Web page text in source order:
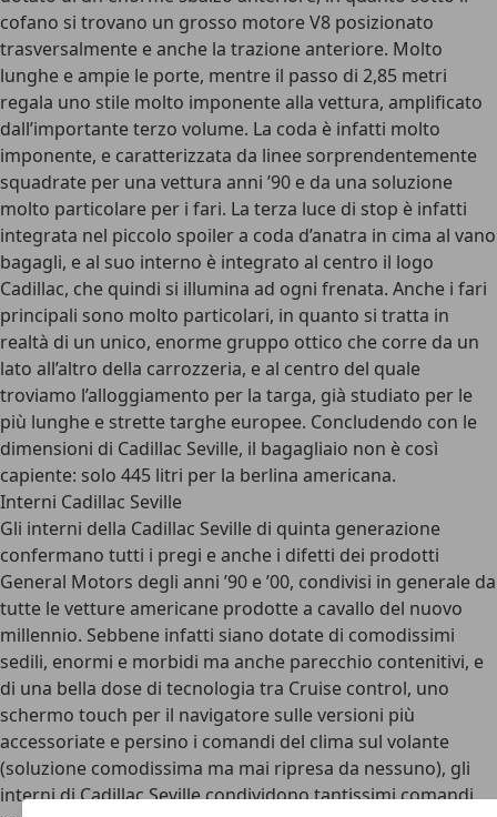
cofano si trovano un grosso motore V8 posizionato
trasversalmente e anche la trazione anteriore. Molto
lunghe e ampie le porte, mentre il passo di 2,85 metri
regala uno stile molto imponente alla vettura, amplificato
dall’importante terzo volume. La coda è infatti molto
imponente, e caratterizzata da linee sorprendentemente
squadrate per una vettura anni ’90 e da una soluzione
molto particolare per i fari. La terza luce di stop è infatti
integrata nel piccolo spoiler a coda d’anatra in cima al vano
bagagli, e al suo interno è integrato al centro il logo
Cadillac, che quindi si illumina ad ogni frenata. Anche i fari
principali sono molto particolari, in quanto si tratta in
realtà di un unico, enorme gruppo ottico che corre da un
lato all’altro della carrozzeria, e al centro del quale
troviamo l’alloggiamento per la targa, già studiato per le
più lunghe e strette targhe europee. Concludendo con le
dimensioni di Cadillac Seville, il bagagliaio non è così
capiente: solo 445 litri per la berlina americana.
Interni Cadillac Seville
Gli interni della Cadillac Seville di quinta generazione
confermano tutti i pregi e anche i difetti dei prodotti
General Motors degli anni ’90 e ’00, condivisi in generale da
tutte le vetture americane prodotte a cavallo del nuovo
millennio. Sebbene infatti siano dotate di comodissimi
sedili, enormi e morbidi ma anche parecchio contenitivi, e
di una bella dose di tecnologia tra Cruise control, uno
schermo touch per il navigatore sulle versioni più
accessoriate e persino i comandi del clima sul volante
(soluzione comodissima ma mai ripresa da nessuno), gli
interni di Cadillac Seville condividono tantissimi comandi